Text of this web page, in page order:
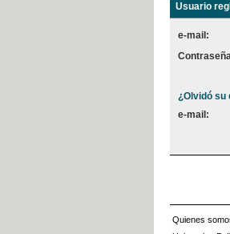
Usuario
e-mail:
¿Olvidó su
e-mail:
Quienes